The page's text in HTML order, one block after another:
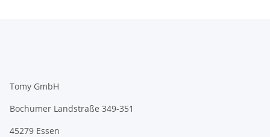
Tomy GmbH
Bochumer Landstraße 349-351
45279 Essen